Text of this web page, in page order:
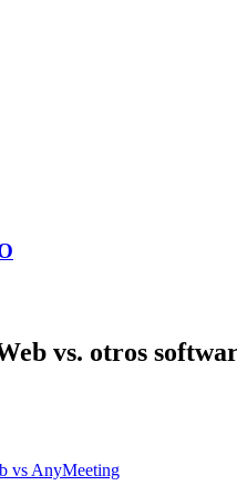
vs. otros
vs AnyMeeting